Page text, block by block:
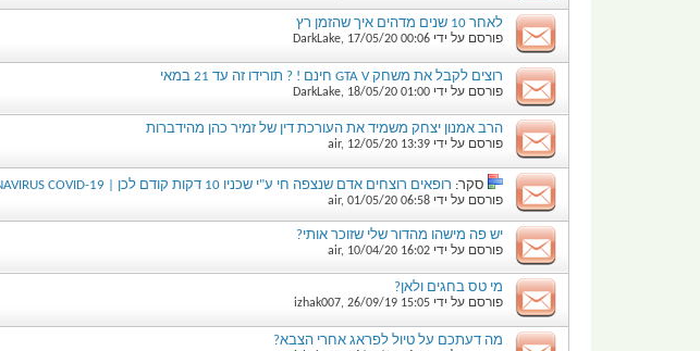
לאחר 10 שנים מדהים איך שהזמן רץ
פורסם על ידי DarkLake, 17/05/20 00:06
רוצים לקבל את משחק GTA V חינם ! ? תורידו זה עד 21 במאי
פורסם על ידי DarkLake, 18/05/20 01:00
הרב אמנון יצחק משמיד את העורכת דין של זמיר כהן מהידברות
פורסם על ידי air, 12/05/20 13:39
סקר: רופאים רוצחים אדם שנצפה חי ע"י שכניו 10 דקות קודם לכן | CORONAVIRUS COVID-19 קורונה
פורסם על ידי air, 01/05/20 06:58
יש פה מישהו מהדור שלי שזוכר אותי?
פורסם על ידי air, 10/04/20 16:02
מי טס בחגים ולאן?
פורסם על ידי izhak007, 26/09/19 15:05
מה דעתכם על טיול לפראג אחרי הצבא?